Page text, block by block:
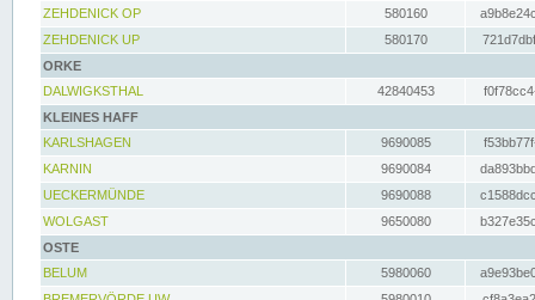
ZEHDENICK OP
580160
ZEHDENICK UP
580170
ORKE
DALWIGKSTHAL
42840453
KLEINES HAFF
KARLSHAGEN
9690085
KARNIN
9690084
UECKERMÜNDE
9690088
WOLGAST
9650080
OSTE
BELUM
5980060